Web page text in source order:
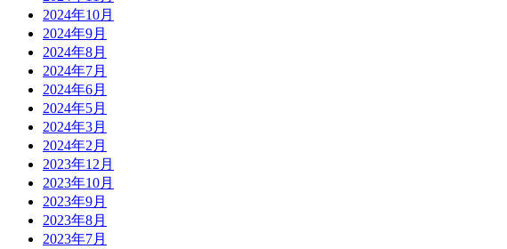
2024年10月
2024年9月
2024年8月
2024年7月
2024年6月
2024年5月
2024年3月
2024年2月
2023年12月
2023年10月
2023年9月
2023年8月
2023年7月